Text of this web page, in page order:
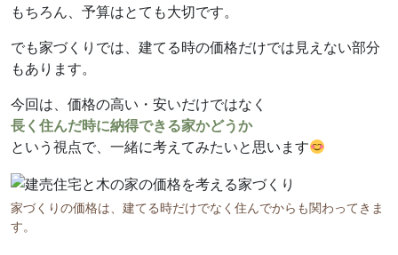
もちろん、予算はとても大切です。
でも家づくりでは、建てる時の価格だけでは見えない部分
もあります。
今回は、価格の高い・安いだけではなく
長く住んだ時に納得できる家かどうか
という視点で、一緒に考えてみたいと思います
家づくりの価格は、建てる時だけでなく住んでからも関わってきま
す。